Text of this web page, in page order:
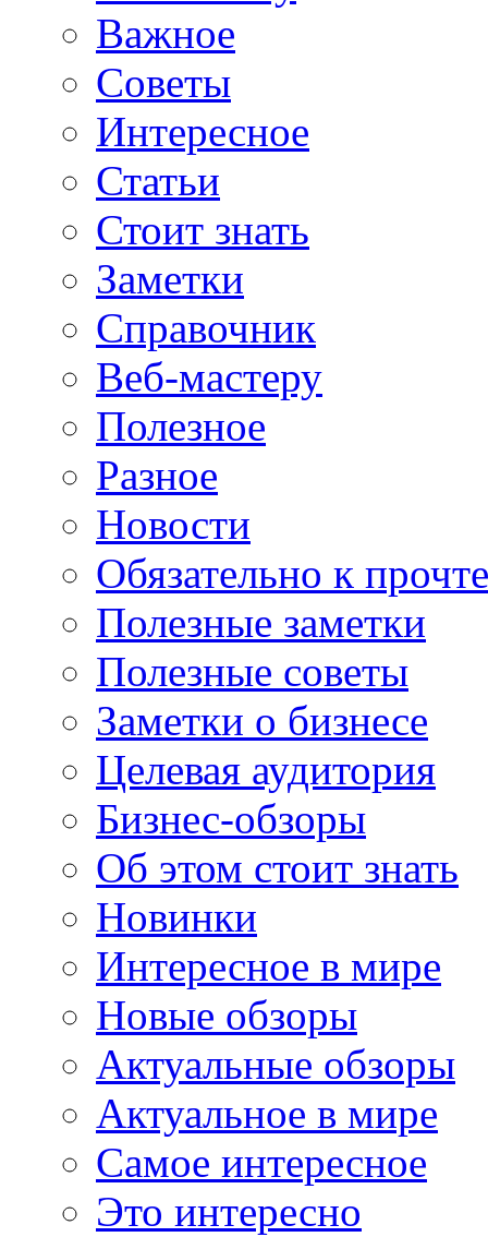
Важное
Советы
Интересное
Статьи
Стоит знать
Заметки
Справочник
Веб-мастеру
Полезное
Разное
Новости
Обязательно к
Полезные заметки
Полезные советы
Заметки о бизнесе
Целевая аудитория
Бизнес-обзоры
Об этом стоит знать
Новинки
Интересное в мире
Новые обзоры
Актуальные обзоры
Актуальное в мире
Самое интересное
Это интересно